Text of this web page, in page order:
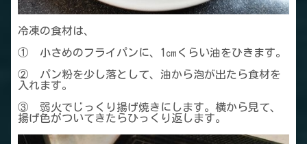
冷凍の食材は、
① 小さめのフライパンに、1㎝くらい油をひきます。
② パン粉を少し落として、油から泡が出たら食材を
入れます。
③ 弱火でじっくり揚げ焼きにします。横から見て、
揚げ色がついてきたらひっくり返します。